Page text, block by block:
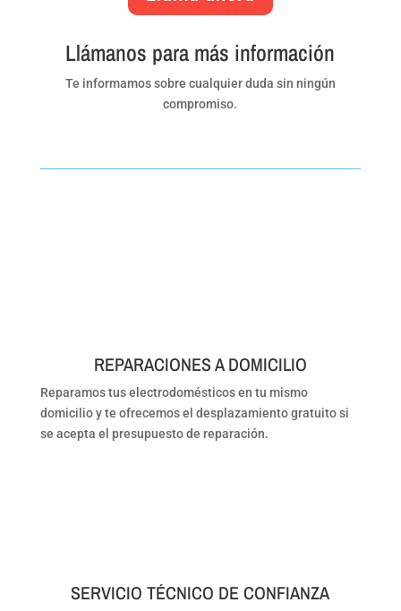
Llámanos para más información
Te informamos sobre cualquier duda sin ningún
compromiso.
REPARACIONES A DOMICILIO
Reparamos tus electrodomésticos en tu mismo
domicilio y te ofrecemos el desplazamiento gratuito si
se acepta el presupuesto de reparación.
SERVICIO TÉCNICO DE CONFIANZA